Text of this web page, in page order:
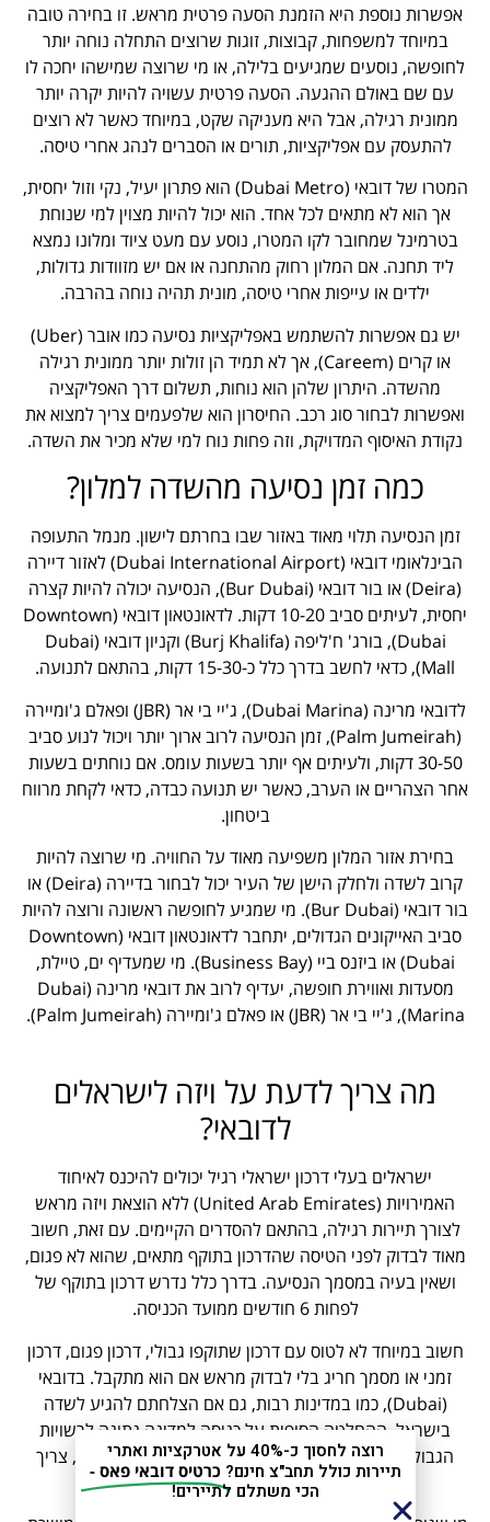
אפשרות נוספת היא הזמנת הסעה פרטית מראש. זו בחירה טובה
במיוחד למשפחות, קבוצות, זוגות שרוצים התחלה נוחה יותר
לחופשה, נוסעים שמגיעים בלילה, או מי שרוצה שמישהו יחכה לו
עם שם באולם ההגעה. הסעה פרטית עשויה להיות יקרה יותר
ממונית רגילה, אבל היא מעניקה שקט, במיוחד כאשר לא רוצים
להתעסק עם אפליקציות, תורים או הסברים לנהג אחרי טיסה.
המטרו של דובאי (Dubai Metro) הוא פתרון יעיל, נקי וזול יחסית,
אך הוא לא מתאים לכל אחד. הוא יכול להיות מצוין למי שנוחת
בטרמינל שמחובר לקו המטרו, נוסע עם מעט ציוד ומלונו נמצא
ליד תחנה. אם המלון רחוק מהתחנה או אם יש מזוודות גדולות,
ילדים או עייפות אחרי טיסה, מונית תהיה נוחה בהרבה.
יש גם אפשרות להשתמש באפליקציות נסיעה כמו אובר (Uber)
או קרים (Careem), אך לא תמיד הן זולות יותר ממונית רגילה
מהשדה. היתרון שלהן הוא נוחות, תשלום דרך האפליקציה
ואפשרות לבחור סוג רכב. החיסרון הוא שלפעמים צריך למצוא את
נקודת האיסוף המדויקת, וזה פחות נוח למי שלא מכיר את השדה.
כמה זמן נסיעה מהשדה למלון?
זמן הנסיעה תלוי מאוד באזור שבו בחרתם לישון. מנמל התעופה
הבינלאומי דובאי (Dubai International Airport) לאזור דיירה
(Deira) או בור דובאי (Bur Dubai), הנסיעה יכולה להיות קצרה
יחסית, לעיתים סביב 10-20 דקות. לדאונטאון דובאי (Downtown
Dubai), בורג' ח'ליפה (Burj Khalifa) וקניון דובאי (Dubai
Mall), כדאי לחשב בדרך כלל כ-15-30 דקות, בהתאם לתנועה.
לדובאי מרינה (Dubai Marina), ג'יי בי אר (JBR) ופאלם ג'ומיירה
(Palm Jumeirah), זמן הנסיעה לרוב ארוך יותר ויכול לנוע סביב
30-50 דקות, ולעיתים אף יותר בשעות עומס. אם נוחתים בשעות
אחר הצהריים או הערב, כאשר יש תנועה כבדה, כדאי לקחת מרווח
ביטחון.
בחירת אזור המלון משפיעה מאוד על החוויה. מי שרוצה להיות
קרוב לשדה ולחלק הישן של העיר יכול לבחור בדיירה (Deira) או
בור דובאי (Bur Dubai). מי שמגיע לחופשה ראשונה ורוצה להיות
סביב האייקונים הגדולים, יתחבר לדאונטאון דובאי (Downtown
Dubai) או ביזנס ביי (Business Bay). מי שמעדיף ים, טיילת,
מסעדות ואווירת חופשה, יעדיף לרוב את דובאי מרינה (Dubai
Marina), ג'יי בי אר (JBR) או פאלם ג'ומיירה (Palm Jumeirah).
מה צריך לדעת על ויזה לישראלים
לדובאי?
ישראלים בעלי דרכון ישראלי רגיל יכולים להיכנס לאיחוד
האמירויות (United Arab Emirates) ללא הוצאת ויזה מראש
לצורך תיירות רגילה, בהתאם להסדרים הקיימים. עם זאת, חשוב
מאוד לבדוק לפני הטיסה שהדרכון בתוקף מתאים, שהוא לא פגום,
ושאין בעיה במסמך הנסיעה. בדרך כלל נדרש דרכון בתוקף של
לפחות 6 חודשים ממועד הכניסה.
חשוב במיוחד לא לטוס עם דרכון שתוקפו גבולי, דרכון פגום, דרכון
זמני או מסמך חריג בלי לבדוק מראש אם הוא מתקבל. בדובאי
(Dubai), כמו במדינות רבות, גם אם הצלחתם להגיע לשדה
בישראל, ההחלטה הסופית על כניסה למדינה נתונה לרשויות
הגבול המקומיות. לכן, לפני שמסתכלים על מחיר הטיסה, צריך
קודם לבדוק את הדרכון.
רוצה לחסוך כ-40% על אטרקציות ואתרי
תיירות כולל תחב"צ חינם? כרטיס דובאי פאס -
הכי משתלם לתיירים!